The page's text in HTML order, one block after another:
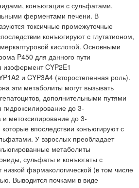
конъюгация с сульфатами,
ферментами печени. В
токсичные промежуточные
конъюгируют с глутатионом,
кислотой. Основными
P450 для данного пути
CYP2E1
и CYP3A4 (второстепенная роль).
эти метаболиты могут вызывать
дополнительными путями
до 3-
и метоксилирование до 3-
впоследствии конъюгируют с
У взрослых преобладает
метаболиты
сульфаты и конъюгаты с
низкой фармакологической (в том числе
Выводится почками в виде